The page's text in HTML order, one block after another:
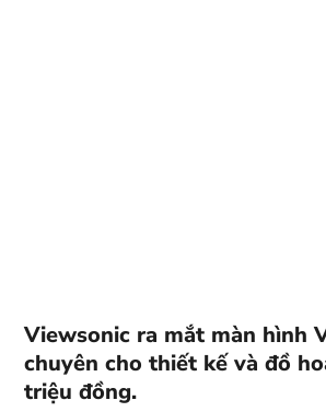
Viewsonic ra mắt màn hình
chuyên cho thiết kế và đồ
triệu đồng.